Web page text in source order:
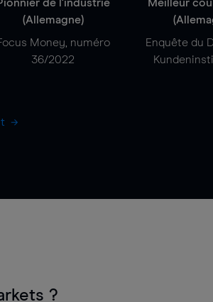
de l'industrie
(Allemagne)
Money, numéro
36/2022
Meilleur
Enquête du
?